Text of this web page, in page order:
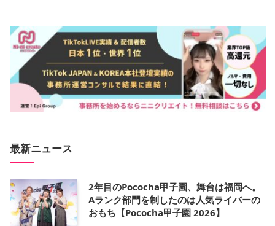
最新ニュース
2年目のPococha甲子園、舞台は福岡へ。
Aランク部門を制したのは人気ライバーの
おもち【Pococha甲子園 2026】